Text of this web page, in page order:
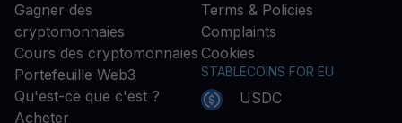
Gagner des
cryptomonnaies
Cours des cryptomonnaies
Portefeuille Web3
Qu'est-ce que c'est ?
Acheter
Terms & Policies
Complaints
Cookies
STABLECOINS FOR EU
USDC